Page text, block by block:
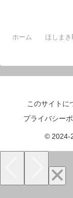
ホーム ほしま
このサイトに
プライバシー
© 2024-